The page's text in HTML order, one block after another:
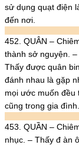
sử dụng quạt điện
đến nơi.
452. QUÂN –
thành sở nguyện.
Thấy được quân
đánh nhau là gặp
mọi ước muốn đều
cũng trong gia đình.
453. QUẦN –
nhục. – Thấy đ àn